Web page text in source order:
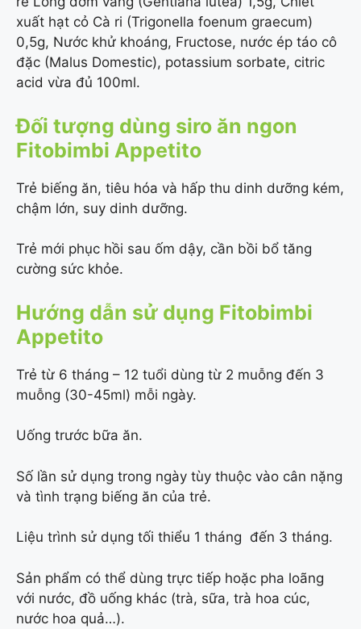
xuất hạt cỏ Cà ri (Trigonella foenum graecum)
0,5g, Nước khử khoáng, Fructose, nước ép táo cô
đặc (Malus Domestic), potassium sorbate, citric
acid vừa đủ 100ml.
Đối tượng dùng siro ăn ngon
Fitobimbi Appetito
Trẻ biếng ăn, tiêu hóa và hấp thu dinh dưỡng kém,
chậm lớn, suy dinh dưỡng.
Trẻ mới phục hồi sau ốm dậy, cần bồi bổ tăng
cường sức khỏe.
Hướng dẫn sử dụng Fitobimbi
Appetito
Trẻ từ 6 tháng – 12 tuổi dùng từ 2 muỗng đến 3
muỗng (30-45ml) mỗi ngày.
Uống trước bữa ăn.
Số lần sử dụng trong ngày tùy thuộc vào cân nặng
và tình trạng biếng ăn của trẻ.
Liệu trình sử dụng tối thiểu 1 tháng đến 3 tháng.
Sản phẩm có thể dùng trực tiếp hoặc pha loãng
với nước, đồ uống khác (trà, sữa, trà hoa cúc,
nước hoa quả…).